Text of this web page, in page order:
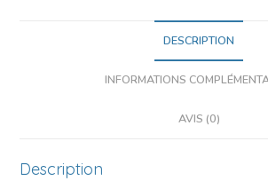
DESCRIPTION
INFORMATIONS
AVIS (0)
Description